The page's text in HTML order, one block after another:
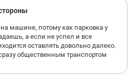
машине, потому как парковка у
а если не успел и все
оставлять довольно далеко.
общественным транспортом